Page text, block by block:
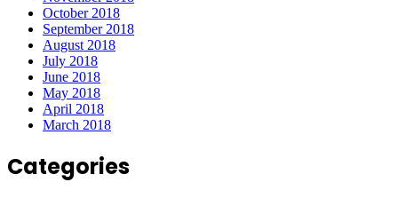
October 2018
September 2018
August 2018
July 2018
June 2018
May 2018
April 2018
March 2018
Categories